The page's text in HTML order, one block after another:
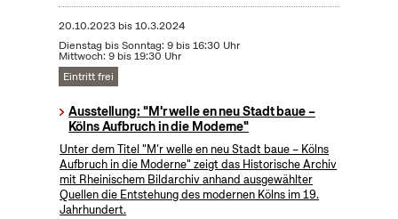
20.10.2023bis10.3.2024
Dienstag bis Sonntag: 9 bis 16:30 Uhr
Mittwoch: 9 bis 19:30 Uhr
Eintritt frei
Ausstellung: "M'r welle en neu Stadt baue –
Kölns Aufbruch in die Moderne"
Unter dem Titel "M’r welle en neu Stadt baue – Kölns
Aufbruch in die Moderne" zeigt das Historische Archiv
mit Rheinischem Bildarchiv anhand ausgewählter
Quellen die Entstehung des modernen Kölns im 19.
Jahrhundert.